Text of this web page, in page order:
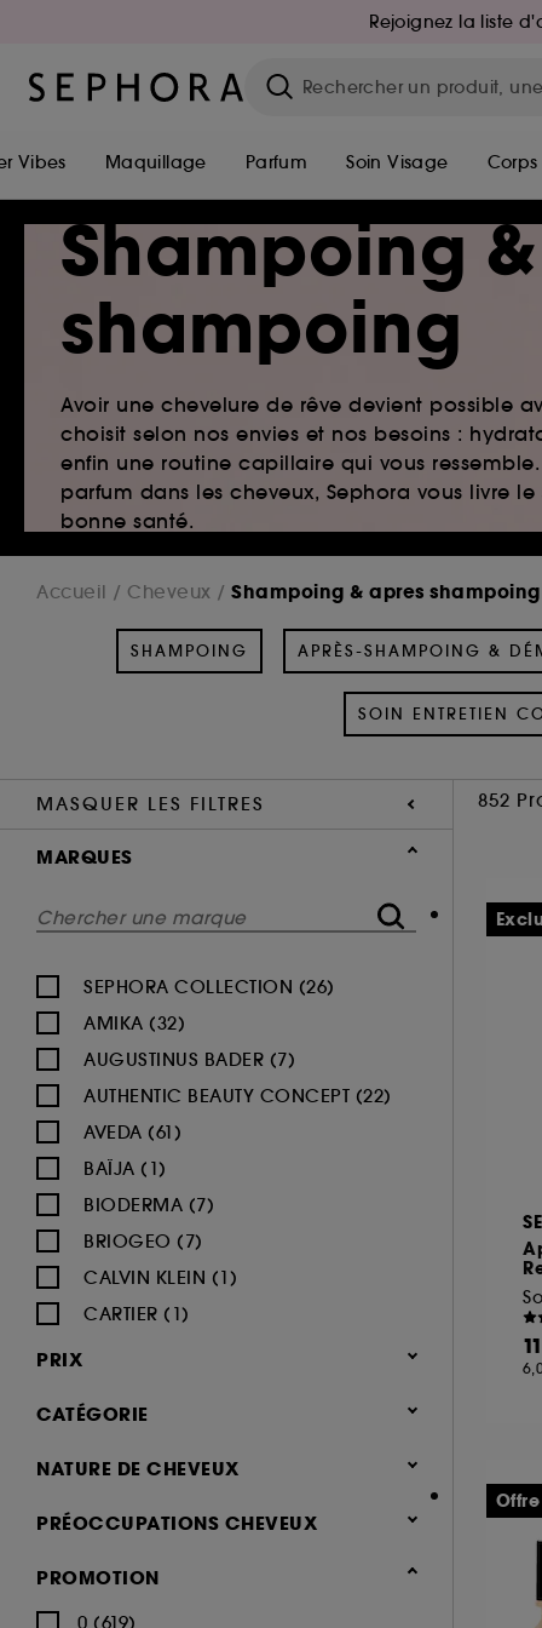
Rejoignez la liste
Vibes Maquillage Parfum Soin Visage Corps
Shampoing
shampoing
Avoir une chevelure de rêve devient possible
choisit selon nos envies et nos besoins :
enfin une routine capillaire qui vous
parfum dans les cheveux, Sephora vous livre
bonne santé.
Accueil Cheveux Shampoing & apres shampoing
SHAMPOING APRÈS-SHAMPOING &
SOIN ENTRETIEN
MASQUER LES FILTRES 852
MARQUES
SEPHORA COLLECTION (26)
AMIKA (32)
AUGUSTINUS BADER (7)
AUTHENTIC BEAUTY CONCEPT (22)
AVEDA (61)
BAÏJA (1)
BIODERMA (7)
BRIOGEO (7)
CALVIN KLEIN (1)
CARTIER (1)
CHANEL (3)
CHRISTOPHE ROBIN (19)
COLOR WOW (21)
DEVACURL (3)
PRIX
CATÉGORIE
Cheveux
(852)
NATURE DE CHEVEUX
Normaux (396)
Blonds, Colorés (232)
Tous types de cheveux (218)
PRÉOCCUPATIONS CHEVEUX
Cheveux abîmés (371)
PROMOTION
0 (619)
Exclu